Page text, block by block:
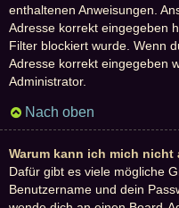
enthaltenen Anweisungen.
Adresse korrekt eingegeben
Filter blockiert wurde. Wenn
Adresse korrekt eingegeben
Administrator.
Nach oben
Warum kann ich mich nicht
Dafür gibt es viele mögliche
Benutzername und dein